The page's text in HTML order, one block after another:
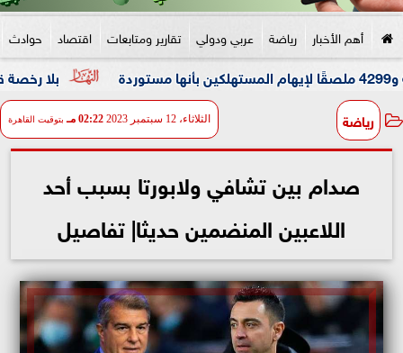
أهم الأخبار رياضة عربي ودولي تقارير ومتابعات اقتصاد حوادث
بلا رخصة قيادة
رياضة الثلاثاء، 12 سبتمبر 2023 02:22 مـ بتوقيت القاهرة
صدام بين تشافي ولابورتا بسبب أحد
اللاعبين المنضمين حديثا| تفاصيل